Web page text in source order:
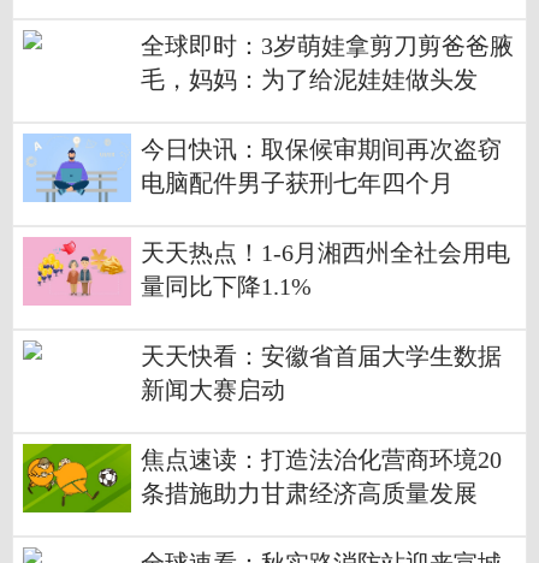
全球即时：3岁萌娃拿剪刀剪爸爸腋
毛，妈妈：为了给泥娃娃做头发
今日快讯：取保候审期间再次盗窃
电脑配件男子获刑七年四个月
天天热点！1-6月湘西州全社会用电
量同比下降1.1%
天天快看：安徽省首届大学生数据
新闻大赛启动
焦点速读：打造法治化营商环境20
条措施助力甘肃经济高质量发展